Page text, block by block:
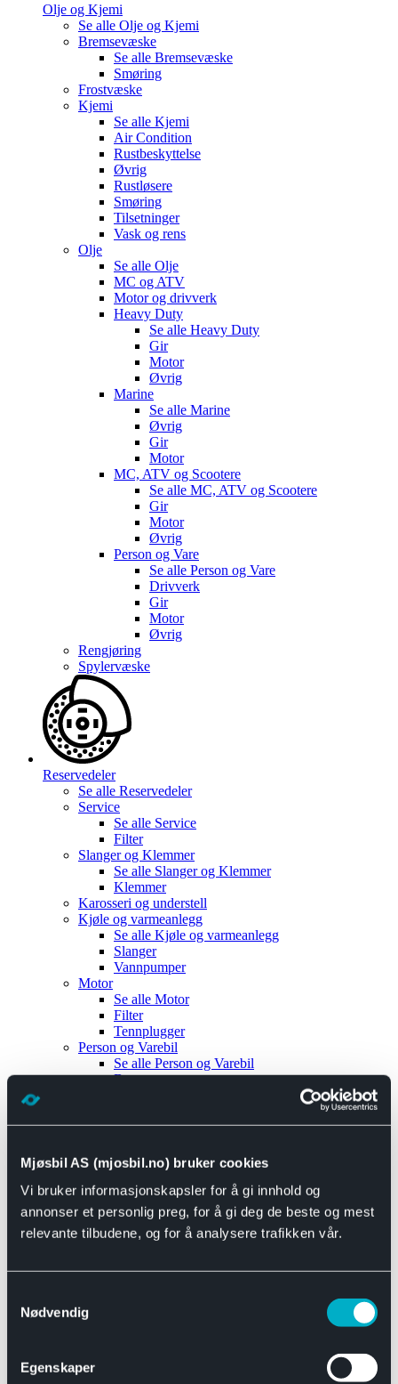
Mjøsbil AS (mjosbil.no) bruker cookies
Vi bruker informasjonskapsler for å gi innhold og
annonser et personlig preg, for å gi deg de beste og mest
relevante tilbudene, og for å analysere trafikken vår.
Nødvendig
Egenskaper
Olje og Kjemi
Se alle Olje og Kjemi
Bremsevæske
Se alle Bremsevæske
Smøring
Frostvæske
Kjemi
Se alle Kjemi
Air Condition
Rustbeskyttelse
Øvrig
Rustløsere
Smøring
Tilsetninger
Vask og rens
Olje
Se alle Olje
MC og ATV
Motor og drivverk
Heavy Duty
Se alle Heavy Duty
Gir
Motor
Øvrig
Marine
Se alle Marine
Øvrig
Gir
Motor
MC, ATV og Scootere
Se alle MC, ATV og Scootere
Gir
Motor
Øvrig
Person og Vare
Se alle Person og Vare
Drivverk
Gir
Motor
Øvrig
Rengjøring
Spylervæske
Reservedeler
Se alle Reservedeler
Service
Se alle Service
Filter
Slanger og Klemmer
Se alle Slanger og Klemmer
Klemmer
Karosseri og understell
Kjøle og varmeanlegg
Se alle Kjøle og varmeanlegg
Slanger
Vannpumper
Motor
Se alle Motor
Filter
Tennplugger
Person og Varebil
Se alle Person og Varebil
Brems
Motor og drivverk
Se alle Universal
Bremsedeler
Se alle Bremsedeler
Bremsenippler
Drivline og motor
Se alle Drivline og motor
Eksosanlegg